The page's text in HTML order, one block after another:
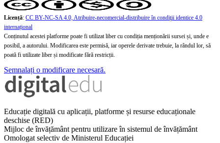
Licență: CC BY-NC-SA 4.0, Atribuire-necomercial-distribuire în condiţii identice 4.0
internațional
Conținutul acestei platforme poate fi utilizat liber cu condiția menționării sursei și, unde e
posibil, a autorului. Modificarea este permisă, iar operele derivate trebuie, la rândul lor, să
poată fi utilizate liber și modificate fără restricții.
Semnalați o modificare necesară.
Educație digitală cu aplicații, platforme și resurse educaționale
deschise (RED)
Mijloc de învățământ pentru utilizare în sistemul de învățământ
Omologat selectiv de Ministerul Educației